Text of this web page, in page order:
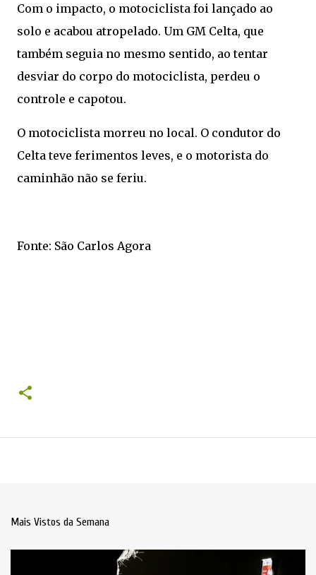
Com o impacto, o motociclista foi lançado ao
solo e acabou atropelado. Um GM Celta, que
também seguia no mesmo sentido, ao tentar
desviar do corpo do motociclista, perdeu o
controle e capotou.
O motociclista morreu no local. O condutor do
Celta teve ferimentos leves, e o motorista do
caminhão não se feriu.
Fonte: São Carlos Agora
Mais Vistos da Semana